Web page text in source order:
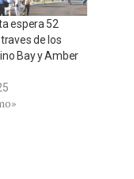
espera 52
de los
Bay y Amber